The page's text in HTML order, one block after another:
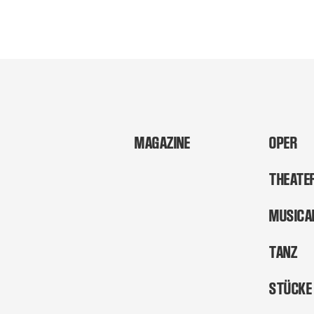
MAGAZINE
OPER
TANZ
STÜCKE